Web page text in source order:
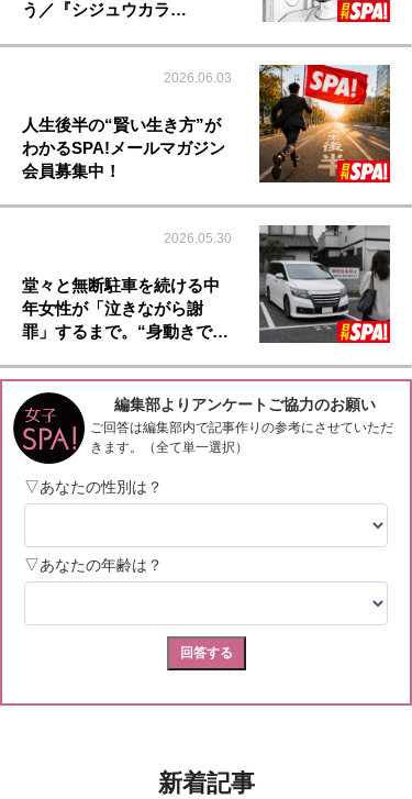
う／『シジュウカラ…
2026.06.03
人生後半の“賢い生き方”が
わかるSPA!メールマガジン
会員募集中！
2026.05.30
堂々と無断駐車を続ける中
年女性が「泣きながら謝
罪」するまで。“身動きで…
新着記事